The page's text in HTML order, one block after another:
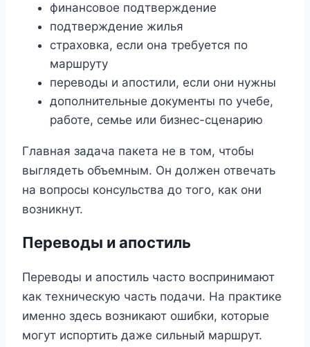
финансовое подтверждение
подтверждение жилья
страховка, если она требуется по
маршруту
переводы и апостили, если они нужны
дополнительные документы по учебе,
работе, семье или бизнес-сценарию
Главная задача пакета не в том, чтобы
выглядеть объемным. Он должен отвечать
на вопросы консульства до того, как они
возникнут.
Переводы и апостиль
Переводы и апостиль часто воспринимают
как техническую часть подачи. На практике
именно здесь возникают ошибки, которые
могут испортить даже сильный маршрут.